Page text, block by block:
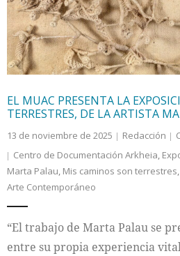
Internacional
Cultura
EL MUAC PRESENTA LA
TERRESTRES, DE LA ARTISTA
13 de noviembre de 2025 Redacción
Centro de Documentación Arkheia,
Marta Palau, Mis caminos son terrestres,
Arte Contemporáneo
“El trabajo de Marta Palau se
entre su propia experiencia